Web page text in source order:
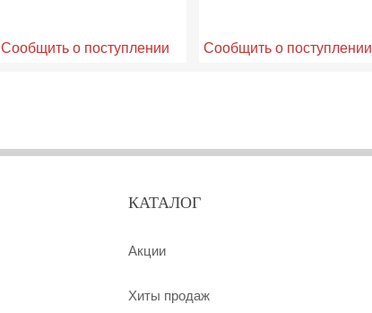
Сообщить о поступлении Сообщить о поступлении
КАТАЛОГ
Акции
Хиты продаж